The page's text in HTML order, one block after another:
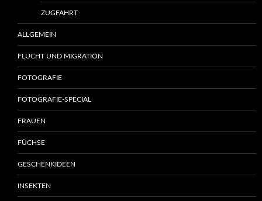
ZUGFAHRT
ALLGEMEIN
FLUCHT UND MIGRATION
FOTOGRAFIE
FOTOGRAFIE-SPECIAL
FRAUEN
FÜCHSE
GESCHENKIDEEN
INSEKTEN